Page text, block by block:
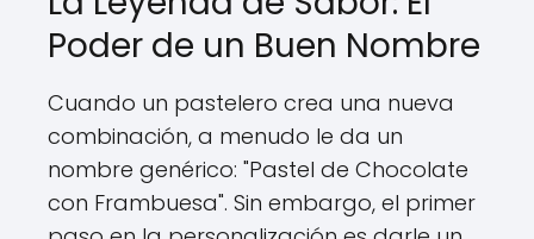
Poder de un Buen Nombre
Cuando un pastelero crea una nueva
combinación, a menudo le da un
nombre genérico: "Pastel de Chocolate
con Frambuesa". Sin embargo, el primer